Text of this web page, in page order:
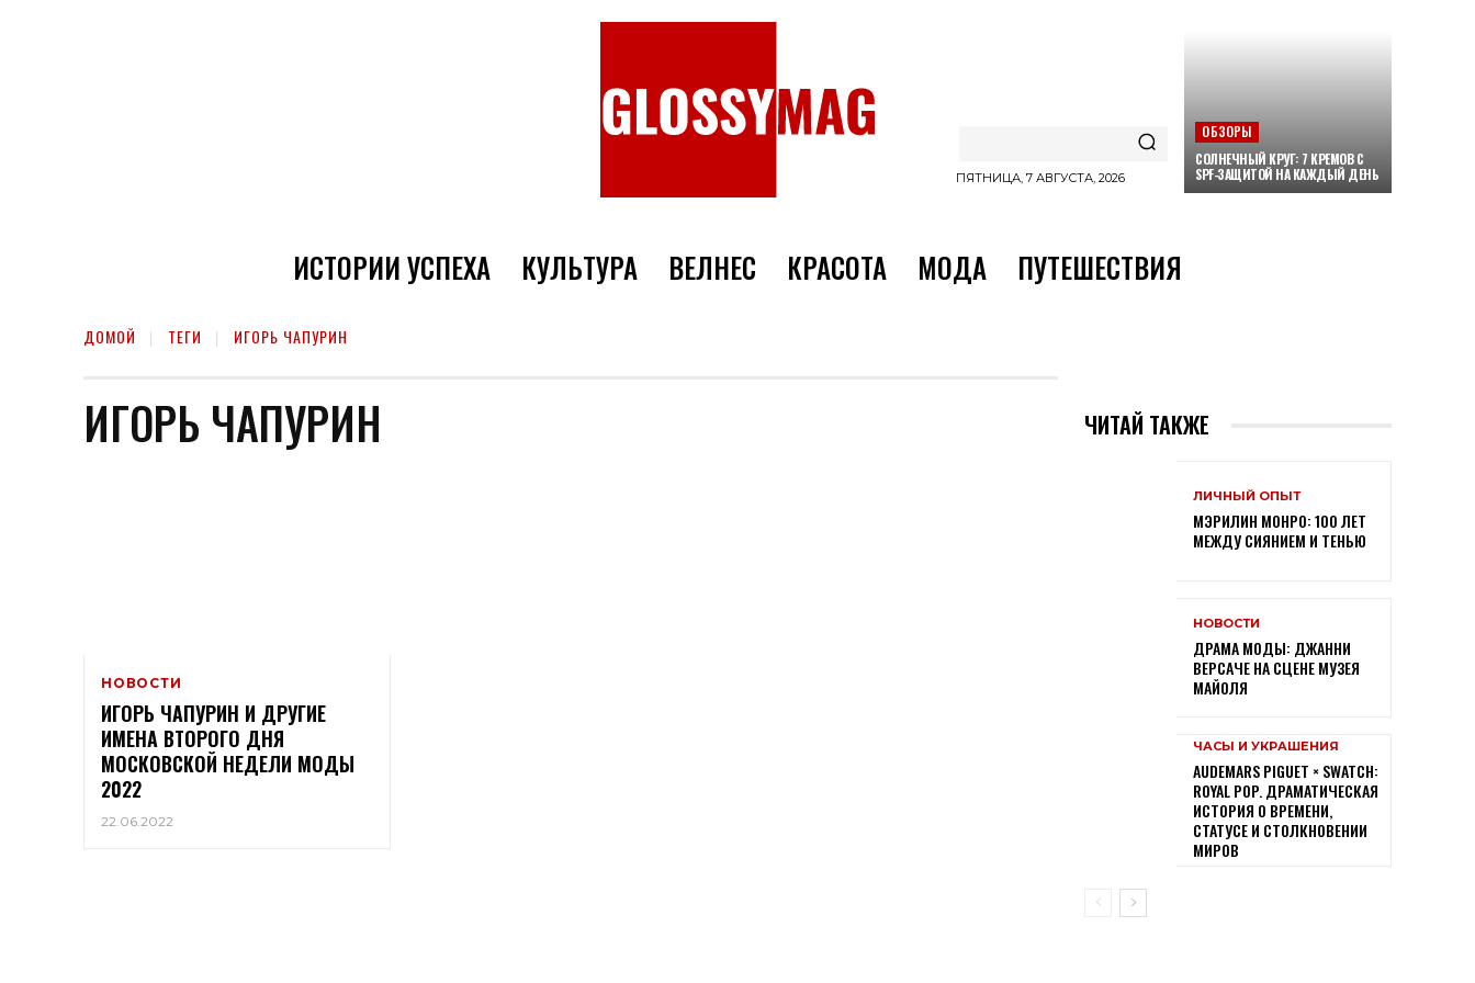
ПЯТНИЦА, 7 АВГУСТА, 2026
ОБЗОРЫ
СОЛНЕЧНЫЙ КРУГ: 7 КРЕМОВ С
SPF-ЗАЩИТОЙ НА КАЖДЫЙ ДЕНЬ
ИСТОРИИ УСПЕХА КУЛЬТУРА ВЕЛНЕС КРАСОТА МОДА ПУТЕШЕСТВИЯ
ДОМОЙ ТЕГИ ИГОРЬ ЧАПУРИН
ИГОРЬ ЧАПУРИН
НОВОСТИ
ИГОРЬ ЧАПУРИН И ДРУГИЕ
ИМЕНА ВТОРОГО ДНЯ
МОСКОВСКОЙ НЕДЕЛИ МОДЫ
2022
22.06.2022
ЧИТАЙ ТАКЖЕ
ЛИЧНЫЙ ОПЫТ
МЭРИЛИН МОНРО: 100 ЛЕТ
МЕЖДУ СИЯНИЕМ И ТЕНЬЮ
НОВОСТИ
ДРАМА МОДЫ: ДЖАННИ
ВЕРСАЧЕ НА СЦЕНЕ МУЗЕЯ
МАЙОЛЯ
ЧАСЫ И УКРАШЕНИЯ
AUDEMARS PIGUET × SWATCH:
ROYAL POP. ДРАМАТИЧЕСКАЯ
ИСТОРИЯ О ВРЕМЕНИ,
СТАТУСЕ И СТОЛКНОВЕНИИ
МИРОВ